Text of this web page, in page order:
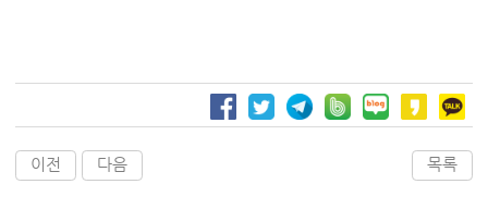
이전 다음 목록